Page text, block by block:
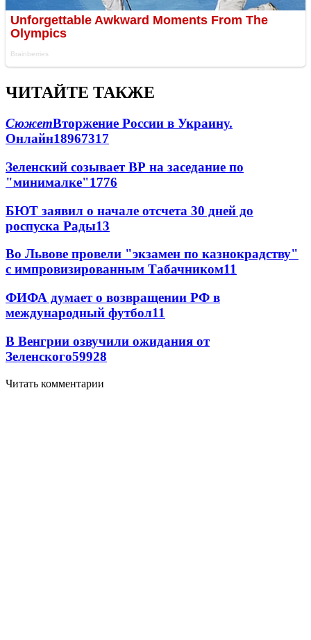
ЧИТАЙТЕ ТАКЖЕ
СюжетВторжение России в Украину.
Онлайн18967317
Зеленский созывает ВР на заседание по
"минималке"1776
БЮТ заявил о начале отсчета 30 дней до
роспуска Рады13
Во Львове провели "экзамен по казнокрадству"
с импровизированным Табачником11
ФИФА думает о возвращении РФ в
международный футбол11
В Венгрии озвучили ожидания от
Зеленского59928
Читать комментарии